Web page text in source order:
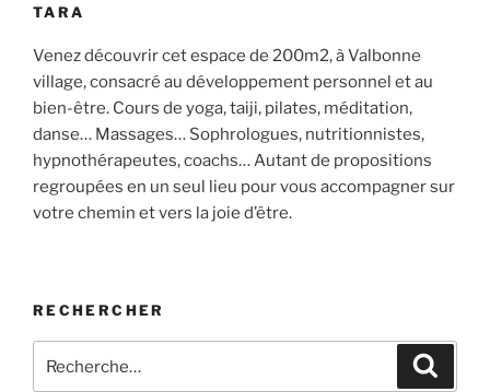
TARA
Venez découvrir cet espace de 200m2, à Valbonne
village, consacré au développement personnel et au
bien-être. Cours de yoga, taiji, pilates, méditation,
danse… Massages… Sophrologues, nutritionnistes,
hypnothérapeutes, coachs… Autant de propositions
regroupées en un seul lieu pour vous accompagner sur
votre chemin et vers la joie d’être.
RECHERCHER
pour